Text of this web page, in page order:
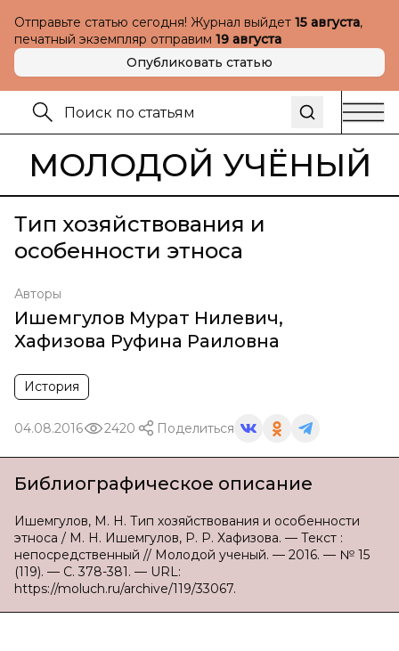
Отправьте статью сегодня! Журнал выйдет 15 августа,
печатный экземпляр отправим 19 августа
Опубликовать статью
МОЛОДОЙ УЧЁНЫЙ
Тип хозяйствования и
особенности этноса
Авторы
Ишемгулов Мурат Нилевич,
Хафизова Руфина Раиловна
История
04.08.2016 2420 Поделиться
Библиографическое описание
Ишемгулов, М. Н. Тип хозяйствования и особенности
этноса / М. Н. Ишемгулов, Р. Р. Хафизова. — Текст :
непосредственный // Молодой ученый. — 2016. — № 15
(119). — С. 378-381. — URL:
https://moluch.ru/archive/119/33067.